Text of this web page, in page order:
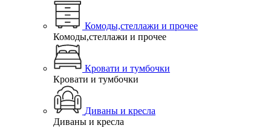
Комоды,стеллажи и прочее
Комоды,стеллажи и прочее
Кровати и тумбочки
Кровати и тумбочки
Диваны и кресла
Диваны и кресла